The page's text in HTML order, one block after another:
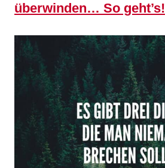
überwinden… So geht’s!